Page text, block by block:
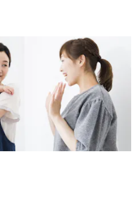
駅近くで保育園を運営しています。
も利用できるベビーカー置き場もありま
カーを利用して保育園にお越しくださ